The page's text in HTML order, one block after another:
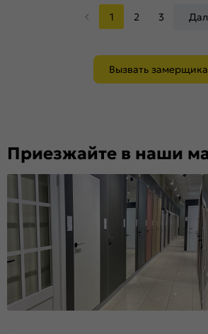
1 2 3
Вызвать замерщика
Приезжайте в наши